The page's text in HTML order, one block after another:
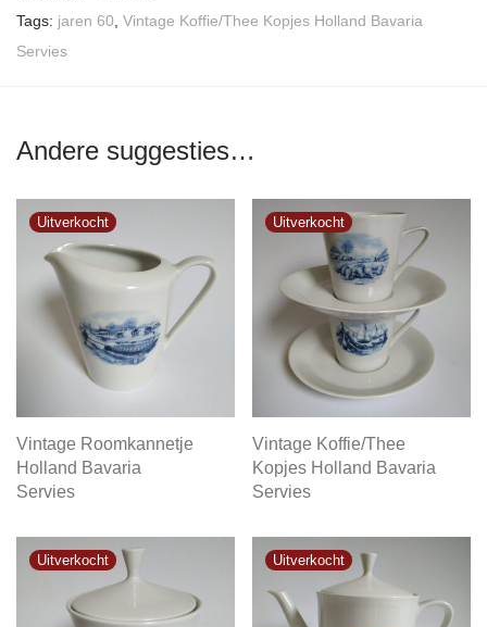
Tags: jaren 60 Vintage Koffie/Thee Kopjes Holland Bavaria
Servies
Andere suggesties…
Vintage Roomkannetje
Holland Bavaria
Servies
Vintage Koffie/Thee
Kopjes Holland Bavaria
Servies